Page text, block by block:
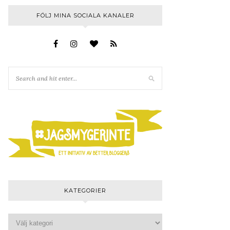
FÖLJ MINA SOCIALA KANALER
KATEGORIER